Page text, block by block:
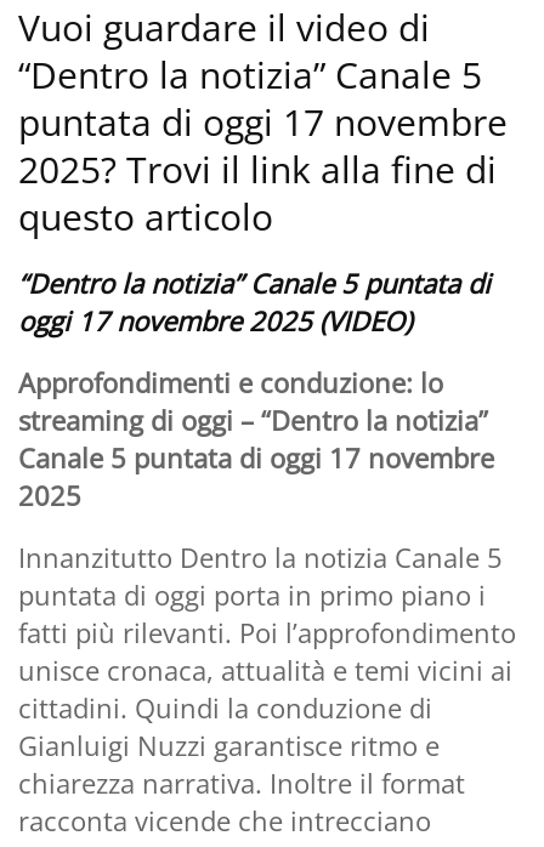
Vuoi guardare il video di
“Dentro la notizia” Canale 5
puntata di oggi 17 novembre
2025? Trovi il link alla fine di
questo articolo
“Dentro la notizia” Canale 5 puntata di
oggi 17 novembre 2025 (VIDEO)
Approfondimenti e conduzione: lo
streaming di oggi – “Dentro la notizia”
Canale 5 puntata di oggi 17 novembre
2025
Innanzitutto Dentro la notizia Canale 5
puntata di oggi porta in primo piano i
fatti più rilevanti. Poi l’approfondimento
unisce cronaca, attualità e temi vicini ai
cittadini. Quindi la conduzione di
Gianluigi Nuzzi garantisce ritmo e
chiarezza narrativa. Inoltre il format
racconta vicende che intrecciano